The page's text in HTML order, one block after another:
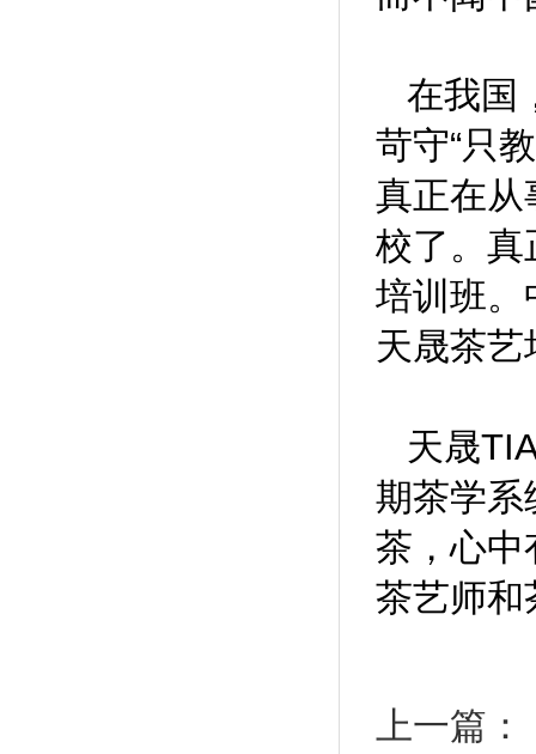
在我国
苛守“只
真正在从
校了。真
培训班。
天晟茶
天晟
期茶学系
茶，心中
茶艺师和
上一篇：